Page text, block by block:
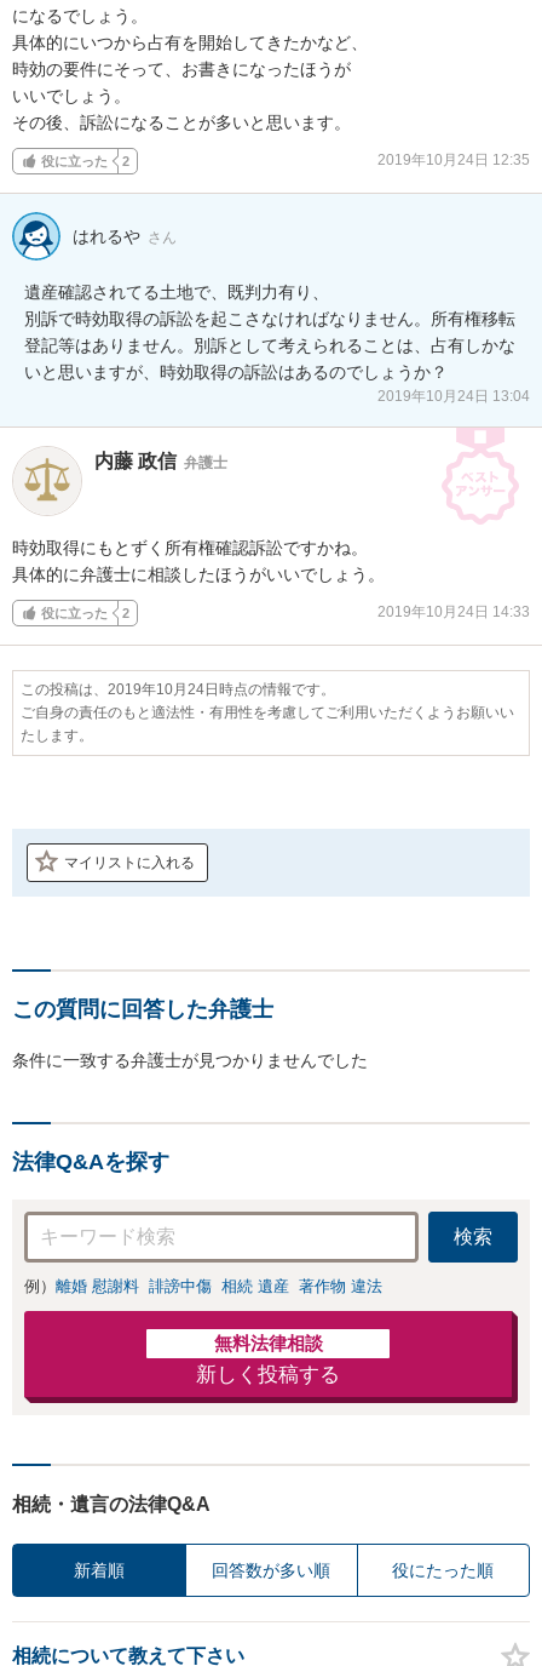
になるでしょう。
具体的にいつから占有を開始してきたかなど、
時効の要件にそって、お書きになったほうが
いいでしょう。
その後、訴訟になることが多いと思います。
役に立った 2 2019年10月24日 12:35
はれるや さん
遺産確認されてる土地で、既判力有り、
別訴で時効取得の訴訟を起こさなければなりません。所有権移転
登記等はありません。別訴として考えられることは、占有しかな
いと思いますが、時効取得の訴訟はあるのでしょうか？
2019年10月24日 13:04
内藤 政信 弁護士
時効取得にもとずく所有権確認訴訟ですかね。
具体的に弁護士に相談したほうがいいでしょう。
役に立った 2 2019年10月24日 14:33
この投稿は、2019年10月24日時点の情報です。
ご自身の責任のもと適法性・有用性を考慮してご利用いただくようお願いい
たします。
マイリストに入れる
この質問に回答した弁護士
条件に一致する弁護士が見つかりませんでした
法律Q&Aを探す
検索
例） 離婚 慰謝料 誹謗中傷 相続 遺産 著作物 違法
無料法律相談
新しく投稿する
相続・遺言の法律Q&A
新着順 回答数が多い順 役にたった順
相続について教えて下さい